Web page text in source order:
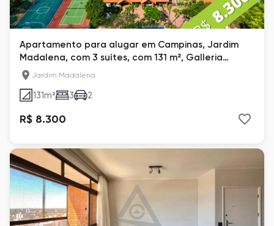
Apartamento para alugar em Campinas, Jardim
Madalena, com 3 suítes, com 131 m², Galleria
Boulevard
Jardim Madalena
131m² 3 2
R$ 8.300